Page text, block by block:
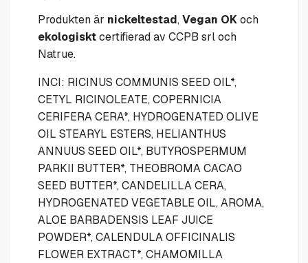
Produkten är nickeltestad, Vegan OKoch
ekologisktcertifierad av CCPB srl och
Natrue.
INCI: RICINUS COMMUNIS SEED OIL*,
CETYL RICINOLEATE, COPERNICIA
CERIFERA CERA*, HYDROGENATED OLIVE
OIL STEARYL ESTERS, HELIANTHUS
ANNUUS SEED OIL*, BUTYROSPERMUM
PARKII BUTTER*, THEOBROMA CACAO
SEED BUTTER*, CANDELILLA CERA,
HYDROGENATED VEGETABLE OIL, AROMA,
ALOE BARBADENSIS LEAF JUICE
POWDER*, CALENDULA OFFICINALIS
FLOWER EXTRACT*, CHAMOMILLA